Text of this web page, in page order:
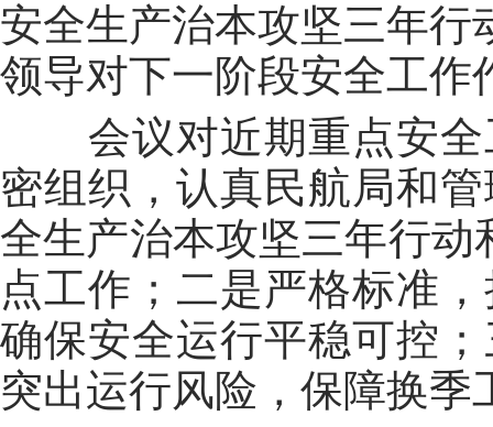
安全生产治本攻坚三年行
领导对下一阶段安全工作
会议对近期重点安全
密组织，认真民航局和
全生产治本攻坚三年行动
点工作；二是严格标准
确保安全运行平稳可控
突出运行风险，保障换季